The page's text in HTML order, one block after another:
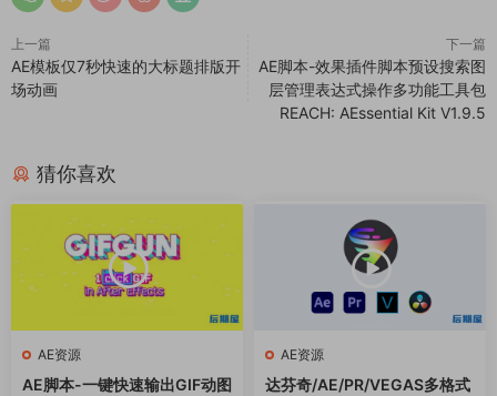
上一篇
AE模板仅7秒快速的大标题排版开
场动画
下一篇
AE脚本-效果插件脚本预设搜索图
层管理表达式操作多功能工具包
REACH: AEssential Kit V1.9.5
猜你喜欢
AE资源
AE脚本-一键快速输出GIF动图
AE资源
达芬奇/AE/PR/VEGAS多格式